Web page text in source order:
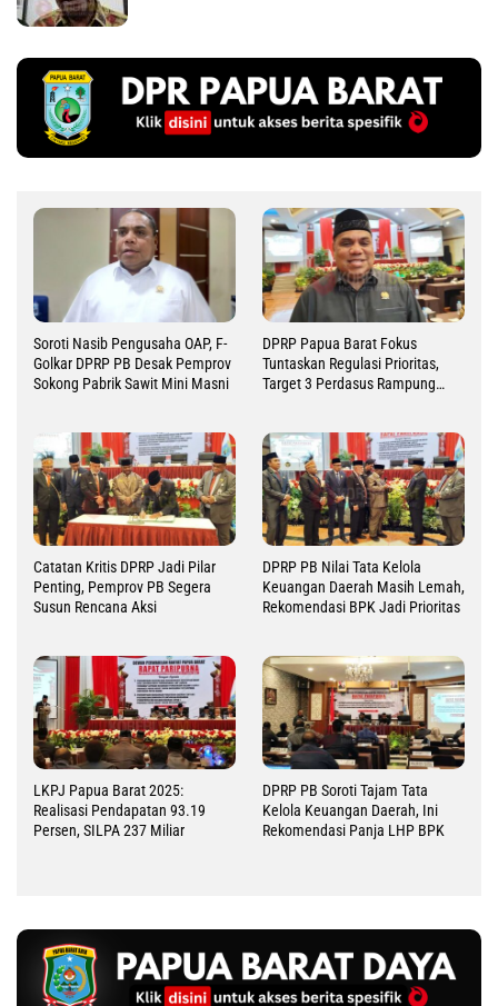
Soroti Nasib Pengusaha OAP, F-
Golkar DPRP PB Desak Pemprov
Sokong Pabrik Sawit Mini Masni
DPRP Papua Barat Fokus
Tuntaskan Regulasi Prioritas,
Target 3 Perdasus Rampung
Catatan Kritis DPRP Jadi Pilar
Penting, Pemprov PB Segera
Susun Rencana Aksi
DPRP PB Nilai Tata Kelola
Keuangan Daerah Masih Lemah,
Rekomendasi BPK Jadi Prioritas
LKPJ Papua Barat 2025:
Realisasi Pendapatan 93.19
Persen, SILPA 237 Miliar
DPRP PB Soroti Tajam Tata
Kelola Keuangan Daerah, Ini
Rekomendasi Panja LHP BPK